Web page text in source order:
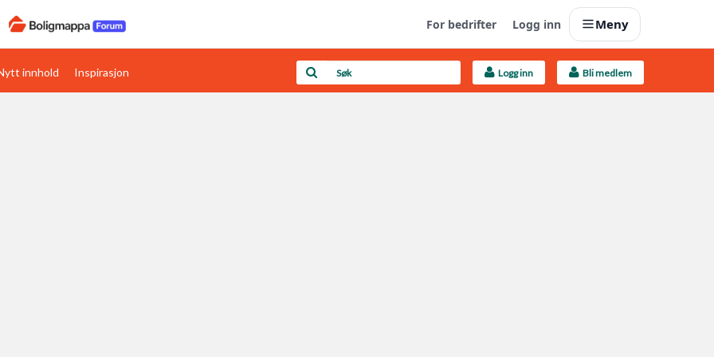
For bedrifter Logg inn Meny
Boligens papirer Last opp selv
innhold Inspirasjon Logg inn Bli medlem